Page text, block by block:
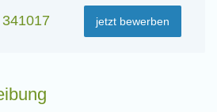
341017 jetzt bewerben